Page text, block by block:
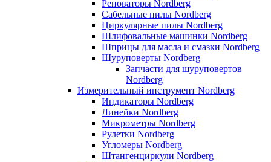
Реноваторы Nordberg
Сабельные пилы Nordberg
Циркулярные пилы Nordberg
Шлифовальные машинки Nordberg
Шприцы для масла и смазки Nordberg
Шуруповерты Nordberg
Запчасти для шуруповертов
Nordberg
Измерительный инструмент Nordberg
Индикаторы Nordberg
Линейки Nordberg
Микрометры Nordberg
Рулетки Nordberg
Угломеры Nordberg
Штангенциркули Nordberg